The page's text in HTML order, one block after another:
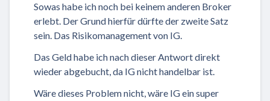
Sowas habe ich noch bei keinem anderen Broker
erlebt. Der Grund hierfür dürfte der zweite Satz
sein. Das Risikomanagement von IG.
Das Geld habe ich nach dieser Antwort direkt
wieder abgebucht, da IG nicht handelbar ist.
Wäre dieses Problem nicht, wäre IG ein super